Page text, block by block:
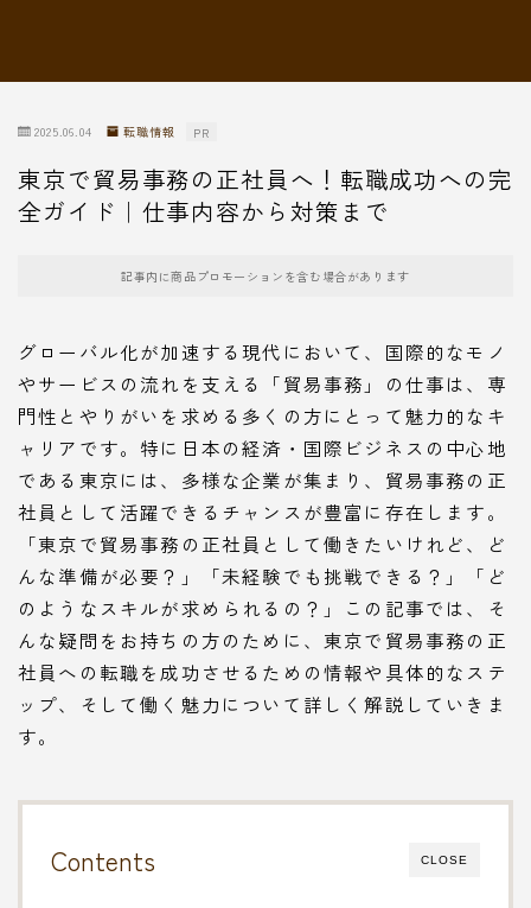
2025.06.04 転職情報 PR
東京で貿易事務の正社員へ！転職成功への完
全ガイド｜仕事内容から対策まで
記事内に商品プロモーションを含む場合があります
グローバル化が加速する現代において、国際的なモノ
やサービスの流れを支える「貿易事務」の仕事は、専
門性とやりがいを求める多くの方にとって魅力的なキ
ャリアです。特に日本の経済・国際ビジネスの中心地
である東京には、多様な企業が集まり、貿易事務の正
社員として活躍できるチャンスが豊富に存在します。
「東京で貿易事務の正社員として働きたいけれど、ど
んな準備が必要？」「未経験でも挑戦できる？」「ど
のようなスキルが求められるの？」この記事では、そ
んな疑問をお持ちの方のために、東京で貿易事務の正
社員への転職を成功させるための情報や具体的なステ
ップ、そして働く魅力について詳しく解説していきま
す。
CLOSE
Contents